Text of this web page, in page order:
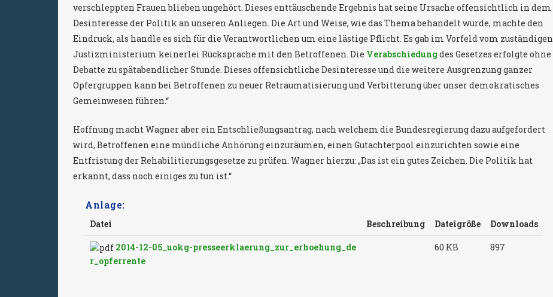
verschleppten Frauen blieben ungehört. Dieses enttäuschende Ergebnis hat seine Ursache offensichtlich in dem
Desinteresse der Politik an unseren Anliegen. Die Art und Weise, wie das Thema behandelt wurde, machte den
Eindruck, als handle es sich für die Verantwortlichen um eine lästige Pflicht. Es gab im Vorfeld vom zuständigen
Justizministerium keinerlei Rücksprache mit den Betroffenen. Die Verabschiedungdes Gesetzes erfolgte ohne
Debatte zu spätabendlicher Stunde. Dieses offensichtliche Desinteresse und die weitere Ausgrenzung ganzer
Opfergruppen kann bei Betroffenen zu neuer Retraumatisierung und Verbitterung über unser demokratisches
Gemeinwesen führen.“
Hoffnung macht Wagner aber ein Entschließungsantrag, nach welchem die Bundesregierung dazu aufgefordert
wird, Betroffenen eine mündliche Anhörung einzuräumen, einen Gutachterpool einzurichten sowie eine
Entfristung der Rehabilitierungsgesetze zu prüfen. Wagner hierzu: „Das ist ein gutes Zeichen. Die Politik hat
erkannt, dass noch einiges zu tun ist.“
Anlage:
Datei Beschreibung Dateigröße Downloads
2014-12-05_uokg-presseerklaerung_zur_erhoehung_de
r_opferrente
60 KB 897